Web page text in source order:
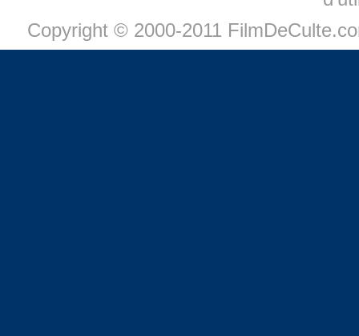
Copyright © 2000-2011